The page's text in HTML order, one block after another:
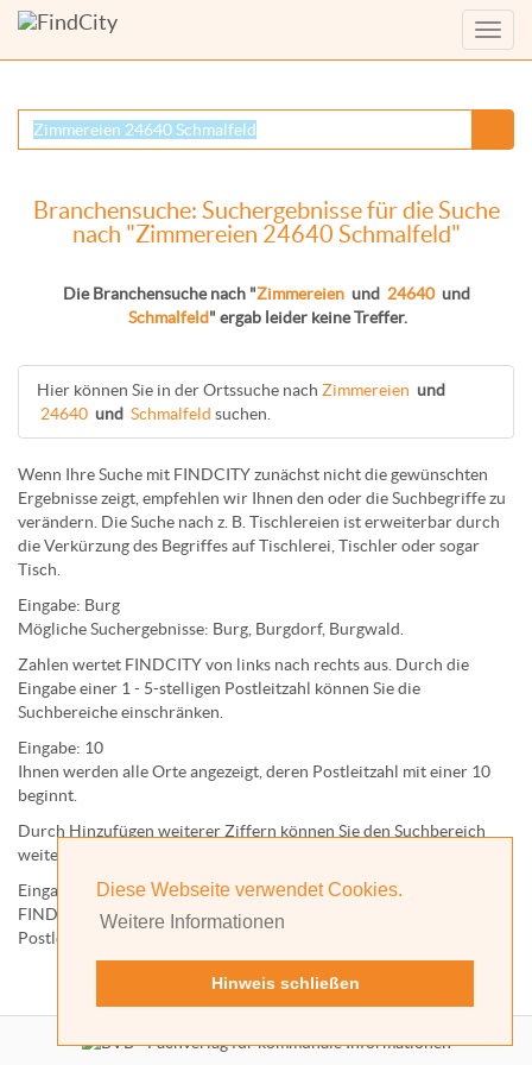
Diese Webseite verwendet Cookies.
Weitere Informationen
Hinweis schließen
Menü
Branchensuche: Suchergebnisse für die Suche
nach "Zimmereien 24640 Schmalfeld"
Die Branchensuche nach "Zimmereien und 24640 und
Schmalfeld" ergab leider keine Treffer.
Hier können Sie in der Ortssuche nach Zimmereien und
24640 und Schmalfeld suchen.
Wenn Ihre Suche mit FINDCITY zunächst nicht die gewünschten
Ergebnisse zeigt, empfehlen wir Ihnen den oder die Suchbegriffe zu
verändern. Die Suche nach z. B. Tischlereien ist erweiterbar durch
die Verkürzung des Begriffes aufTischlerei Tischleroder sogar
Tisch
Eingabe: Burg
Mögliche Suchergebnisse: Burg Burgdorf, Burgwald.
Zahlen wertet FINDCITY von links nach rechts aus. Durch die
Eingabe einer 1 - 5-stelligen Postleitzahl können Sie die
Suchbereiche einschränken.
Eingabe: 10
Ihnen werden alle Orteangezeigt, deren Postleitzahl mit einer 10
beginnt.
Durch Hinzufügen weiterer Ziffern können Sie den Suchbereich
weiter einschränken.
Eingabe:
10585
FINDCITY präsentiert Ihnen ausschließlich die zu dieser
Postleitzahl gehörende Kommune; in diesem Fall Berlin.